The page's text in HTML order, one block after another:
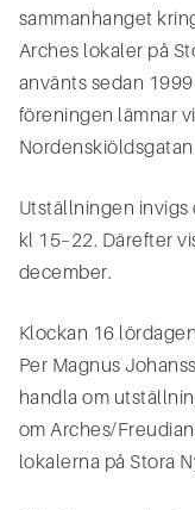
sammanhanget
Arches lokaler på
använts sedan
föreningen lämnar
Utställningen
kl 15–22. Därefter
december.
Klockan 16
Per Magnus
handla om
om Arches/
lokalerna på Stora